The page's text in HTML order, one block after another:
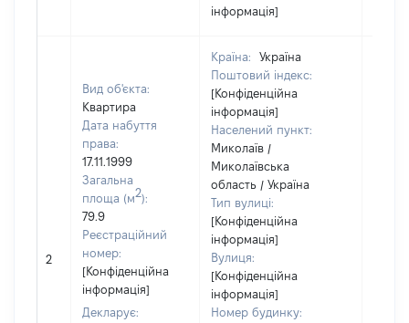
інформація]
2
Вид об'єкта:
Квартира
Дата набуття
права:
17.11.1999
Загальна
площа (м2):
79.9
Реєстраційний
номер:
[Конфіденційна
інформація]
Декларує:
Країна:
Україна
Поштовий індекс:
[Конфіденційна
інформація]
Населений пункт:
Миколаїв /
Миколаївська
область / Україна
Тип вулиці:
[Конфіденційна
інформація]
Вулиця:
[Конфіденційна
інформація]
Номер будинку: